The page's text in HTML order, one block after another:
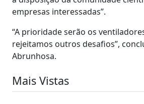
empresas interessadas”.
“A prioridade serão os
rejeitamos outros desafios”,
Abrunhosa.
Mais Vistas